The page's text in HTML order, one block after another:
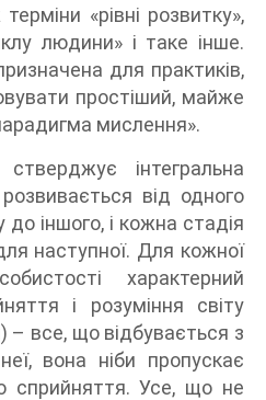
«рівні розвитку»,
людини» і таке інше.
для практиків,
простіший, майже
мислення».
інтегральна
від одного
іншого, і кожна стадія
наступної. Для кожної
характерний
і розуміння світу
все, що відбувається з
вона ніби пропускає
сприйняття. Усе, що не